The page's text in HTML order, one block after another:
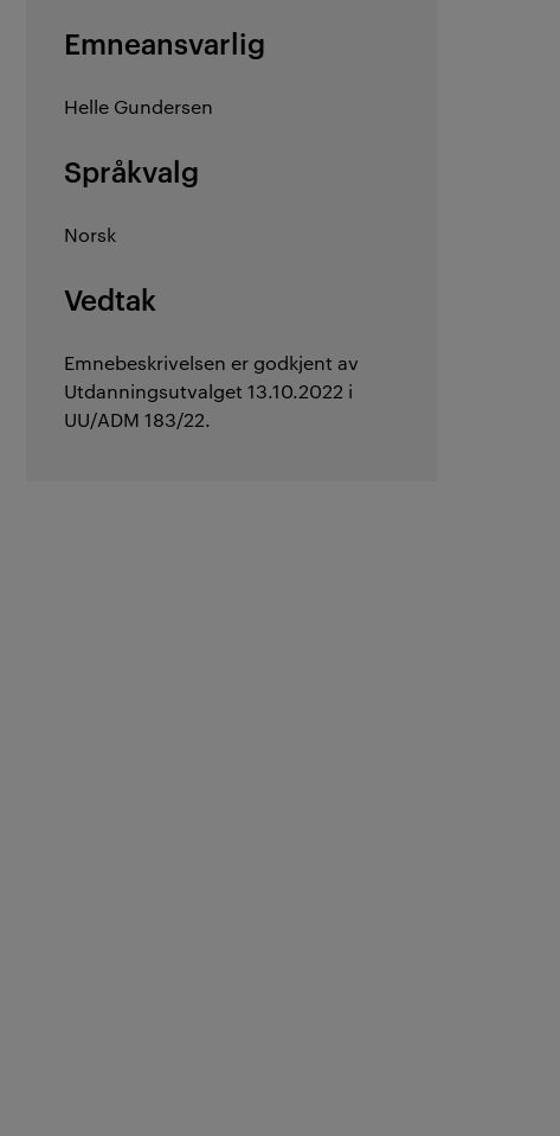
Emneansvarlig
Helle Gundersen
Språkvalg
Norsk
Vedtak
Emnebeskrivelsen er godkjent av
Utdanningsutvalget 13.10.2022 i
UU/ADM 183/22.